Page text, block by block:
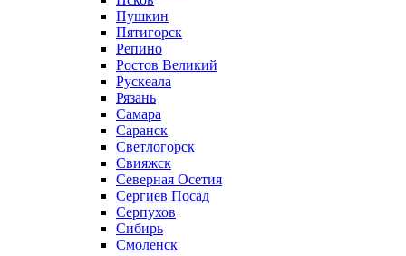
Пушкин
Пятигорск
Репино
Ростов Великий
Рускеала
Рязань
Самара
Саранск
Светлогорск
Свияжск
Северная Осетия
Сергиев Посад
Серпухов
Сибирь
Смоленск